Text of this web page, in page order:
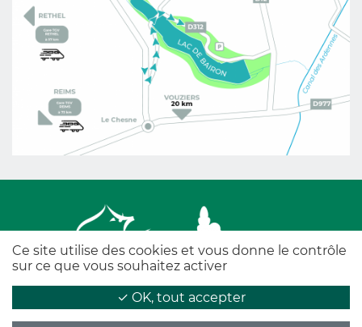
Legal informations-Personal data protection policy
Ce site utilise des cookies et vous donne le contrôle
sur ce que vous souhaitez activer
✓ OK, tout accepter